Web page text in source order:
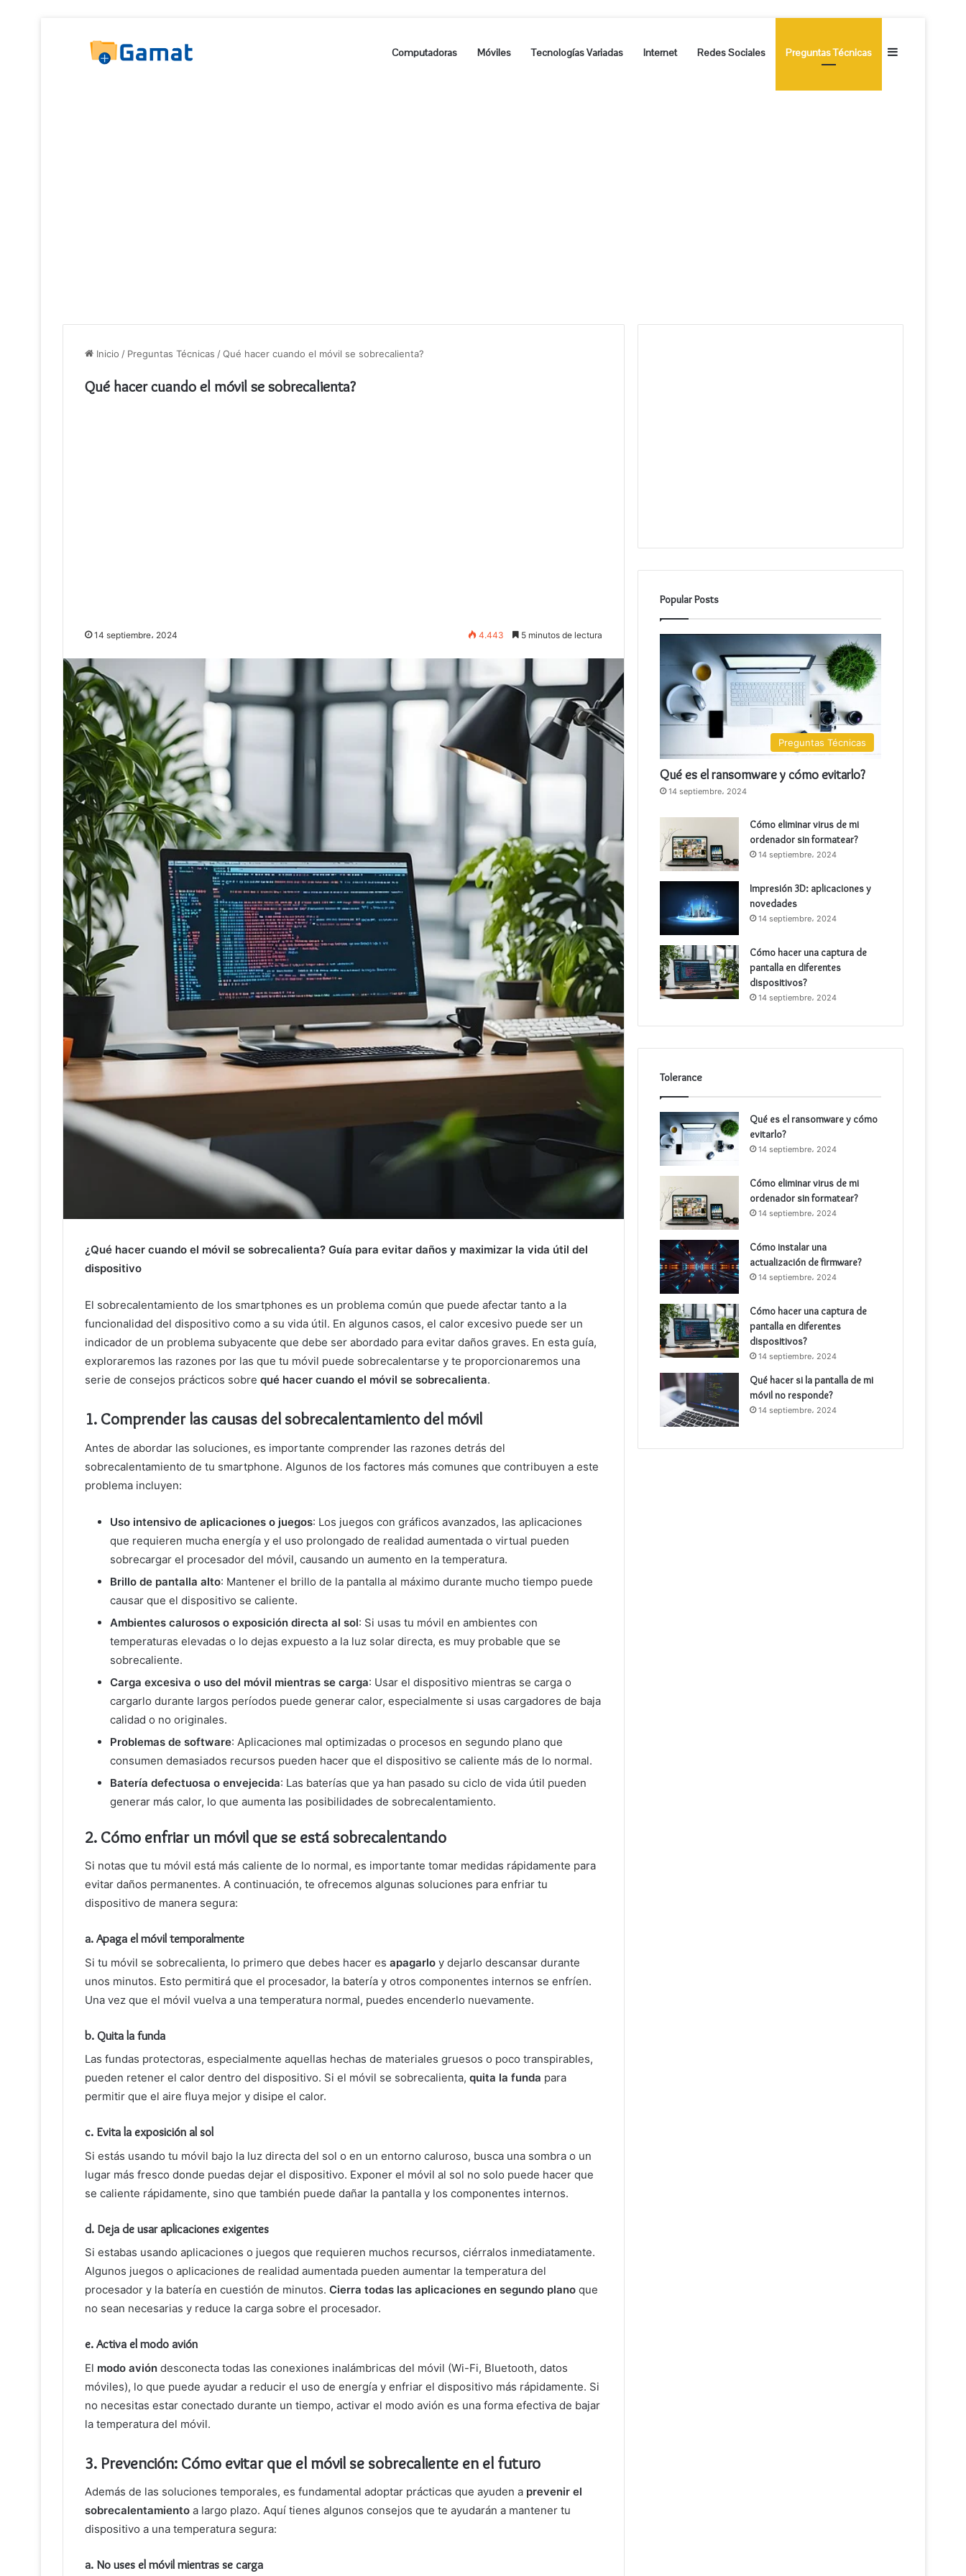
Computadoras Móviles Tecnologías Variadas Internet Redes Sociales Preguntas Técnicas Barra lateral
Inicio / Preguntas Técnicas /Qué hacer cuando el móvil se sobrecalienta?
Qué hacer cuando el móvil se sobrecalienta?
14 septiembre، 2024 4.443 5 minutos de lectura
¿Qué hacer cuando el móvil se sobrecalienta? Guía para evitar daños y maximizar la vida útil del
dispositivo
El sobrecalentamiento de los smartphones es un problema común que puede afectar tanto a la
funcionalidad del dispositivo como a su vida útil. En algunos casos, el calor excesivo puede ser un
indicador de un problema subyacente que debe ser abordado para evitar daños graves. En esta guía,
exploraremos las razones por las que tu móvil puede sobrecalentarse y te proporcionaremos una
serie de consejos prácticos sobre qué hacer cuando el móvil se sobrecalienta.
1. Comprender las causas del sobrecalentamiento del móvil
Antes de abordar las soluciones, es importante comprender las razones detrás del
sobrecalentamiento de tu smartphone. Algunos de los factores más comunes que contribuyen a este
problema incluyen:
Uso intensivo de aplicaciones o juegos: Los juegos con gráficos avanzados, las aplicaciones
que requieren mucha energía y el uso prolongado de realidad aumentada o virtual pueden
sobrecargar el procesador del móvil, causando un aumento en la temperatura.
Brillo de pantalla alto: Mantener el brillo de la pantalla al máximo durante mucho tiempo puede
causar que el dispositivo se caliente.
Ambientes calurosos o exposición directa al sol: Si usas tu móvil en ambientes con
temperaturas elevadas o lo dejas expuesto a la luz solar directa, es muy probable que se
sobrecaliente.
Carga excesiva o uso del móvil mientras se carga: Usar el dispositivo mientras se carga o
cargarlo durante largos períodos puede generar calor, especialmente si usas cargadores de baja
calidad o no originales.
Problemas de software: Aplicaciones mal optimizadas o procesos en segundo plano que
consumen demasiados recursos pueden hacer que el dispositivo se caliente más de lo normal.
Batería defectuosa o envejecida: Las baterías que ya han pasado su ciclo de vida útil pueden
generar más calor, lo que aumenta las posibilidades de sobrecalentamiento.
2. Cómo enfriar un móvil que se está sobrecalentando
Si notas que tu móvil está más caliente de lo normal, es importante tomar medidas rápidamente para
evitar daños permanentes. A continuación, te ofrecemos algunas soluciones para enfriar tu
dispositivo de manera segura:
a. Apaga el móvil temporalmente
Si tu móvil se sobrecalienta, lo primero que debes hacer es apagarlo y dejarlo descansar durante
unos minutos. Esto permitirá que el procesador, la batería y otros componentes internos se enfríen.
Una vez que el móvil vuelva a una temperatura normal, puedes encenderlo nuevamente.
b. Quita la funda
Las fundas protectoras, especialmente aquellas hechas de materiales gruesos o poco transpirables,
pueden retener el calor dentro del dispositivo. Si el móvil se sobrecalienta, quita la funda para
permitir que el aire fluya mejor y disipe el calor.
c. Evita la exposición al sol
Si estás usando tu móvil bajo la luz directa del sol o en un entorno caluroso, busca una sombra o un
lugar más fresco donde puedas dejar el dispositivo. Exponer el móvil al sol no solo puede hacer que
se caliente rápidamente, sino que también puede dañar la pantalla y los componentes internos.
d. Deja de usar aplicaciones exigentes
Si estabas usando aplicaciones o juegos que requieren muchos recursos, ciérralos inmediatamente.
Algunos juegos o aplicaciones de realidad aumentada pueden aumentar la temperatura del
procesador y la batería en cuestión de minutos. Cierra todas las aplicaciones en segundo plano que
no sean necesarias y reduce la carga sobre el procesador.
e. Activa el modo avión
El modo avión desconecta todas las conexiones inalámbricas del móvil (Wi-Fi, Bluetooth, datos
móviles), lo que puede ayudar a reducir el uso de energía y enfriar el dispositivo más rápidamente. Si
no necesitas estar conectado durante un tiempo, activar el modo avión es una forma efectiva de bajar
la temperatura del móvil.
3. Prevención: Cómo evitar que el móvil se sobrecaliente en el futuro
Además de las soluciones temporales, es fundamental adoptar prácticas que ayuden a prevenir el
sobrecalentamiento a largo plazo. Aquí tienes algunos consejos que te ayudarán a mantener tu
dispositivo a una temperatura segura:
a. No uses el móvil mientras se carga
Popular Posts
Preguntas Técnicas
Qué es el ransomware y cómo evitarlo?
14 septiembre، 2024
Cómo eliminar virus de mi
ordenador sin formatear?
14 septiembre، 2024
Impresión 3D: aplicaciones y
novedades
14 septiembre، 2024
Cómo hacer una captura de
pantalla en diferentes
dispositivos?
14 septiembre، 2024
Tolerance
Qué es el ransomware y cómo
evitarlo?
14 septiembre، 2024
Cómo eliminar virus de mi
ordenador sin formatear?
14 septiembre، 2024
Cómo instalar una
actualización de firmware?
14 septiembre، 2024
Cómo hacer una captura de
pantalla en diferentes
dispositivos?
14 septiembre، 2024
Qué hacer si la pantalla de mi
móvil no responde?
14 septiembre، 2024